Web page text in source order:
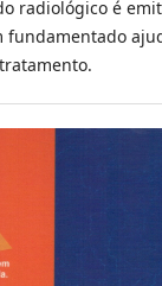
radiológico é
fundamentado